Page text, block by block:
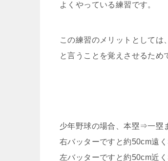
よくやっている練習です。
この練習のメリットとしては
と言うことを覚えさせるため
少年野球の場合、本塁⇒一塁
右バッターですと約50cm遠く
左バッターですと約50cm近く